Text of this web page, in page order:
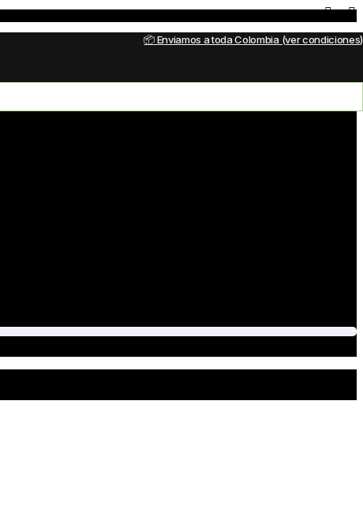
📦 Enviamos a toda Colombia (ver condiciones)